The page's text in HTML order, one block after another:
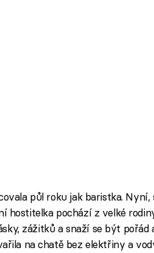
půl roku jak baristka. Nyní,
hostitelka pochází z velké
zážitků a snaží se být pořád
na chatě bez elektřiny a